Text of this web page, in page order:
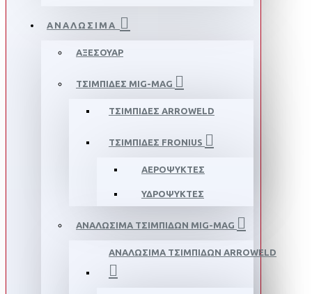
ΑΝΑΛΩΣΙΜΑ
ΑΞΕΣΟΥΑΡ
ΤΣΙΜΠΙΔΕΣ MIG-MAG
ΤΣΙΜΠΙΔΕΣ ARROWELD
ΤΣΙΜΠΙΔΕΣ FRONIUS
ΑΕΡΟΨΥΚΤΕΣ
ΥΔΡΟΨΥΚΤΕΣ
ΑΝΑΛΩΣΙΜΑ ΤΣΙΜΠΙΔΩΝ MIG-MAG
ΑΝΑΛΩΣΙΜΑ ΤΣΙΜΠΙΔΩΝ ΑRROWELD